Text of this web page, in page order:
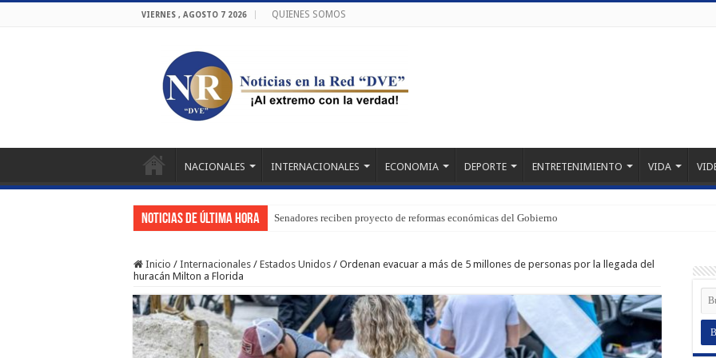
VIERNES , AGOSTO 7 2026 QUIENES SOMOS
NACIONALES INTERNACIONALES ECONOMIA DEPORTE ENTRETENIMIENTO VIDA
Noticias de última hora Senadores reciben proyecto de reformas económicas del Gobierno
Inicio / Internacionales / Estados Unidos / Ordenan evacuar a más de 5 millones de personas por la llegada del
huracán Milton a Florida